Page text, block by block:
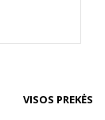
VISOS PREKĖS